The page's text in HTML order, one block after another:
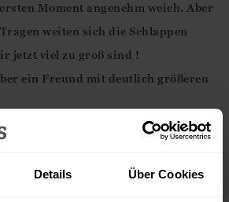
Details Über Cookies
Moment angenehm weich. Aber
weiten sich die Schlappen
jetzt viel zu groß sind !
ein Freund mit deutlich größeren
Füße mit unseren Pantoffeln aus